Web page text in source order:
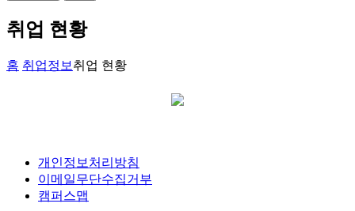
취업 현황
홈 취업정보 취업 현황
개인정보처리방침
이메일무단수집거부
캠퍼스맵